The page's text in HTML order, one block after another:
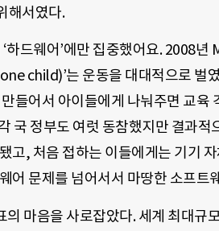
해서였다.
하드웨어’에만 집중했어요. 2008년
child)’는 운동을 대대적으로 벌
들어서 아이들에게 나눠주면 교육
국 정부도 여럿 동참했지만 결과적
고, 처음 접하는 이들에게는 기기
어 문제를 넘어서서 마땅한 소프트
의 마음을 사로잡았다.세계 최대규